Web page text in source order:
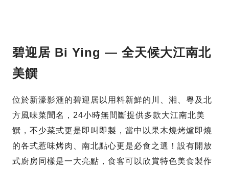
碧迎居 Bi Ying — 全天候大江南北
美饌
位於新濠影滙的碧迎居以用料新鮮的川、湘、粵及北
方風味菜聞名，24小時無間斷提供多款大江南北美
饌，不少菜式更是即叫即製，當中以果木燒烤爐即燒
的各式惹味烤肉、南北點心更是必食之選！設有開放
式廚房同樣是一大亮點，食客可以欣賞特色美食製作